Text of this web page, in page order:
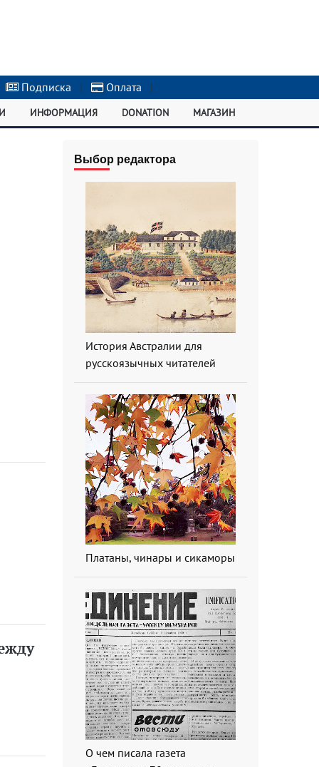
Подписка | Оплата |
ИНФОРМАЦИЯ DONATION МАГАЗИН
Выбор редактора
История Австралии для
русскоязычных читателей
Платаны, чинары и сикаморы
О чем писала газета